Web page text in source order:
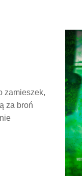
zamieszek,
za broń